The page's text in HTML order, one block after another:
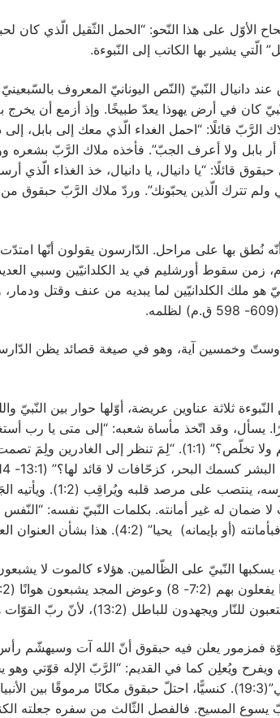
الأوّل على هذا النّحو: “الحمل الثّقيل الّذي كان
الّتي يشير بها الكاتب إلى النّبوءة.
كان في أرض يهوذا يعدّ طبيخًا. وإذ أزمع أن يخرج
الرَّبّ قائلًا: “احمل الغداء الّذي معك إلى ‏بابل،
أر بابل ولا أعرف الجبّ”. فأخذه ملاك الرَّبّ بشعره
قائلًا: “يا دانيال، يا دانيال، خذ الغذاء الّذي
ولم تترك الّذين يحبّونك”. وردّ ملاك الرَّبّ حبقوق
نُطق بها على مراحل. الدّارسون يقولون أنّها
ما بعد السّنة 587 ‏ق.م، زمن سقوط أورشليم في يد الكلدانيّين وسبي
هو ملك الكلدانيّين لما يبديه من عنف وقتل
وخمسين آية، وهو في صيغة قصائد يظن
ثلاثة عناوين عريضة، أوّلها حوار بين النّبيّ
يسأل، وقد اتّخذ مأساة شعبه: “إلى متى يا رب
تستجيب، أصرخ إليك من الظّلم ولا تخلّص؟” (1:1). “لِمَ تنظر إلى
حبقوق مشكلته يقف على محرسه، ينتصب على
(6:1)، والشّعب لا ضمان له غير أمانته. بكلمات النّبيّ نفسه: “النّفس
يحيا” (4:2). ‏هذا بشأن العنوان العريض الأوّل.
يسكبها النّبيّ على الظّالمين. هؤلاء كالموت لا
للباطل (13:2)‏، لأنّ ربّ القوّات هكذا رسم.
فمزمور يعلن فيه حبقوق أنّ الله آت وسيهشّم
حبقوق ويفرح ويُعلِن كما في القديم: “الرَّبّ الإله قوّتي
كالأيائل ويمشّيني على مشارفي”(19:3). كنسيًّا، احتلّ حبقوق مكانًا مرموقًا
يسوع المسيح. فالفصل الثّالث من سفره جعلته